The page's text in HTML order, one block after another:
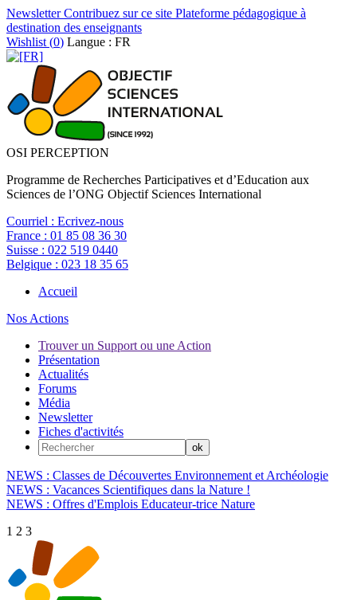
NewsletterContribuez sur ce site Plateforme pédagogique à
destination des enseignants
Wishlist (0) Langue : FR
OSI PERCEPTION
Programme de Recherches Participatives et d’Education aux
Sciences de l’ONG Objectif Sciences International
Courriel : Ecrivez-nous
France : 01 85 08 36 30
Suisse : 022 519 0440
Belgique : 023 18 35 65
Accueil
Nos Actions
Trouver un Support ou une Action
Présentation
Actualités
Forums
Média
Newsletter
Fiches d'activités
NEWS : Classes de Découvertes Environnement et Archéologie
NEWS : Vacances Scientifiques dans la Nature !
NEWS : Offres d'Emplois Educateur-trice Nature
1 2 3